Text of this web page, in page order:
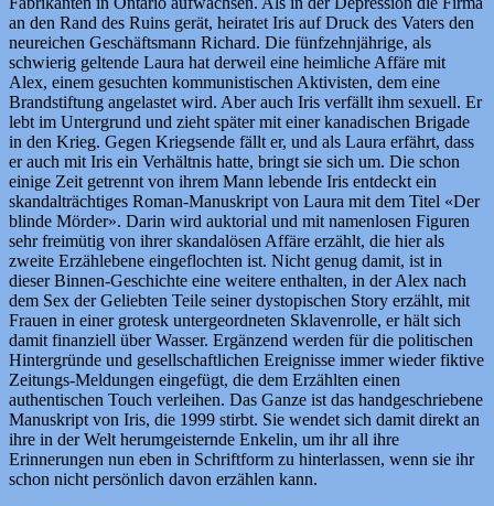
an den Rand des Ruins gerät, heiratet Iris auf Druck des Vaters den
neureichen Geschäftsmann Richard. Die fünfzehnjährige, als
schwierig geltende Laura hat derweil eine heimliche Affäre mit
Alex, einem gesuchten kommunistischen Aktivisten, dem eine
Brandstiftung angelastet wird. Aber auch Iris verfällt ihm sexuell. Er
lebt im Untergrund und zieht später mit einer kanadischen Brigade
in den Krieg. Gegen Kriegsende fällt er, und als Laura erfährt, dass
er auch mit Iris ein Verhältnis hatte, bringt sie sich um. Die schon
einige Zeit getrennt von ihrem Mann lebende Iris entdeckt ein
skandalträchtiges Roman-Manuskript von Laura mit dem Titel «Der
blinde Mörder». Darin wird auktorial und mit namenlosen Figuren
sehr freimütig von ihrer skandalösen Affäre erzählt, die hier als
zweite Erzählebene eingeflochten ist. Nicht genug damit, ist in
dieser Binnen-Geschichte eine weitere enthalten, in der Alex nach
dem Sex der Geliebten Teile seiner dystopischen Story erzählt, mit
Frauen in einer grotesk untergeordneten Sklavenrolle, er hält sich
damit finanziell über Wasser. Ergänzend werden für die politischen
Hintergründe und gesellschaftlichen Ereignisse immer wieder fiktive
Zeitungs-Meldungen eingefügt, die dem Erzählten einen
authentischen Touch verleihen. Das Ganze ist das handgeschriebene
Manuskript von Iris, die 1999 stirbt. Sie wendet sich damit direkt an
ihre in der Welt herumgeisternde Enkelin, um ihr all ihre
Erinnerungen nun eben in Schriftform zu hinterlassen, wenn sie ihr
schon nicht persönlich davon erzählen kann.